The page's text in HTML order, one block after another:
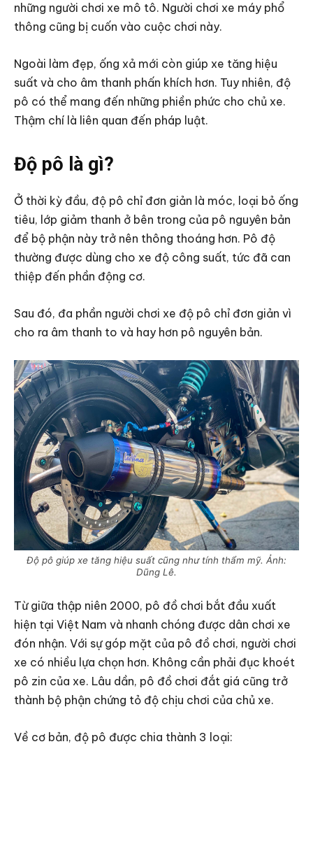
những người chơi xe mô tô. Người chơi xe máy phổ
thông cũng bị cuốn vào cuộc chơi này.
Ngoài làm đẹp, ống xả mới còn giúp xe tăng hiệu
suất và cho âm thanh phấn khích hơn. Tuy nhiên, độ
pô có thể mang đến những phiền phức cho chủ xe.
Thậm chí là liên quan đến pháp luật.
Độ pô là gì?
Ở thời kỳ đầu, độ pô chỉ đơn giản là móc, loại bỏ ống
tiêu, lớp giảm thanh ở bên trong của pô nguyên bản
để bộ phận này trở nên thông thoáng hơn. Pô độ
thường được dùng cho xe độ công suất, tức đã can
thiệp đến phần động cơ.
Sau đó, đa phần người chơi xe độ pô chỉ đơn giản vì
cho ra âm thanh to và hay hơn pô nguyên bản.
Độ pô giúp xe tăng hiệu suất cũng như tính thẩm mỹ. Ảnh:
Dũng Lê.
Từ giữa thập niên 2000, pô đồ chơi bắt đầu xuất
hiện tại Việt Nam và nhanh chóng được dân chơi xe
đón nhận. Với sự góp mặt của pô đồ chơi, người chơi
xe có nhiều lựa chọn hơn. Không cần phải đục khoét
pô zin của xe. Lâu dần, pô đồ chơi đắt giá cũng trở
thành bộ phận chứng tỏ độ chịu chơi của chủ xe.
Về cơ bản, độ pô được chia thành 3 loại: